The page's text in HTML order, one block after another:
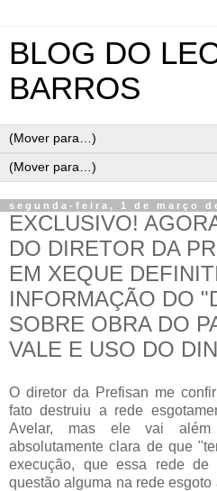
BLOG DO
BARROS
segunda-feira, 1 de março
EXCLUSIVO!
DO DIRETOR DA
EM XEQUE
INFORMAÇÃO DO
SOBRE OBRA DO
VALE E USO DO
O diretor da Prefisan me
fato destruiu a rede
Avelar, mas ele vai
absolutamente clara de que
execução, que essa rede de
questão alguma na rede